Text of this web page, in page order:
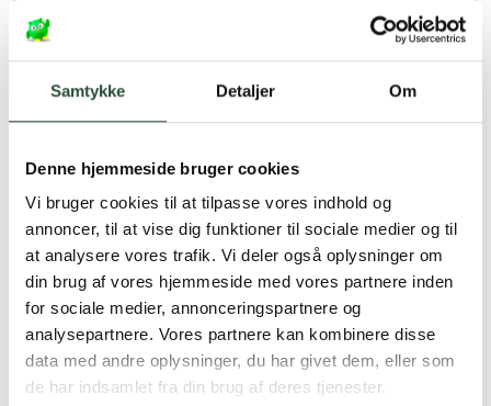
Samtykke Detaljer Om
Denne hjemmeside bruger cookies
Vi bruger cookies til at tilpasse vores indhold og
annoncer, til at vise dig funktioner til sociale medier og til
at analysere vores trafik. Vi deler også oplysninger om
din brug af vores hjemmeside med vores partnere inden
for sociale medier, annonceringspartnere og
analysepartnere. Vores partnere kan kombinere disse
data med andre oplysninger, du har givet dem, eller som
de har indsamlet fra din brug af deres tjenester.
Hurtig levering (30 min. i Kbh)
Faste lave priser*
*Gælder ikke ernæringsprodukter.
Stort udvalg af kendte
produkter
Vi tilbyder et stort udvalg af kendte
cremer, vitaminer og andre spændende
produkter – altid til fast lav pris.